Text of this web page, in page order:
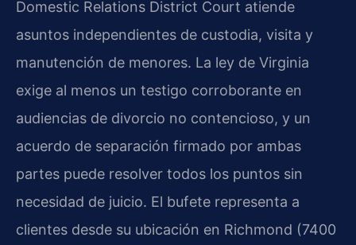
Domestic Relations District Court atiende
asuntos independientes de custodia, visita y
manutención de menores. La ley de Virginia
exige al menos un testigo corroborante en
audiencias de divorcio no contencioso, y un
acuerdo de separación firmado por ambas
partes puede resolver todos los puntos sin
necesidad de juicio. El bufete representa a
clientes desde su ubicación en Richmond (7400